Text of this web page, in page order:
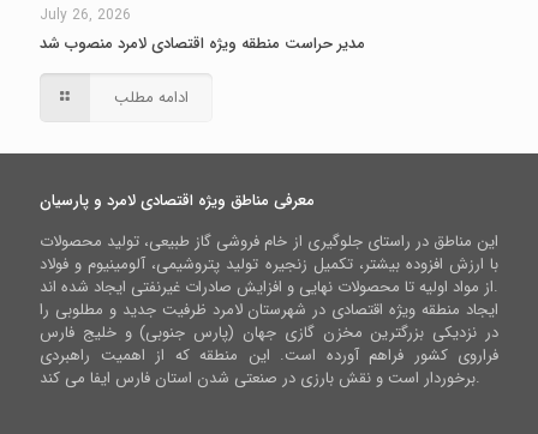
July 26, 2026
مدیر حراست منطقه ویژه اقتصادی لامرد منصوب شد
ادامه مطلب
معرفی مناطق ویژه اقتصادی لامرد و پارسیان
این مناطق در راستای جلوگیری از خام فروشی گاز طبیعی، تولید محصولات
با ارزش افزوده بیشتر، تکمیل زنجیره تولید پتروشیمی، آلومینیوم و فولاد
از مواد اولیه تا محصولات نهایی و افزایش صادرات غیرنفتی ایجاد شده اند.
ایجاد منطقه ویژه اقتصادی در شهرستان لامرد ظرفیت جدید و مطلوبی را
در نزدیکی بزرگترین مخزن گازی جهان (پارس جنوبی) و خلیج فارس
فراروی کشور فراهم آورده است. این منطقه که از اهمیت راهبردی
برخوردار است و نقش بارزی در صنعتی شدن استان فارس ایفا می کند.